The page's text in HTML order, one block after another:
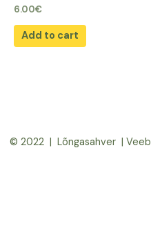
6.00€
Add to cart
© 2022 | Lõngasahver |